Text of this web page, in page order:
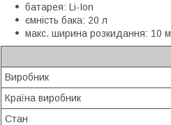
батарея: Li-Ion
ємність бака: 20 л
макс. ширина розкидання: 10 м
Виробник
Країна виробник
Стан